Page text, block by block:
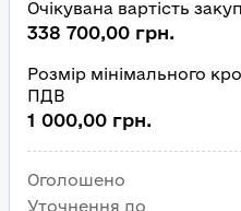
Очікувана вартість
338 700,00 грн.
Розмір мінімального
ПДВ
1 000,00 грн.
Оголошено
Уточнення до